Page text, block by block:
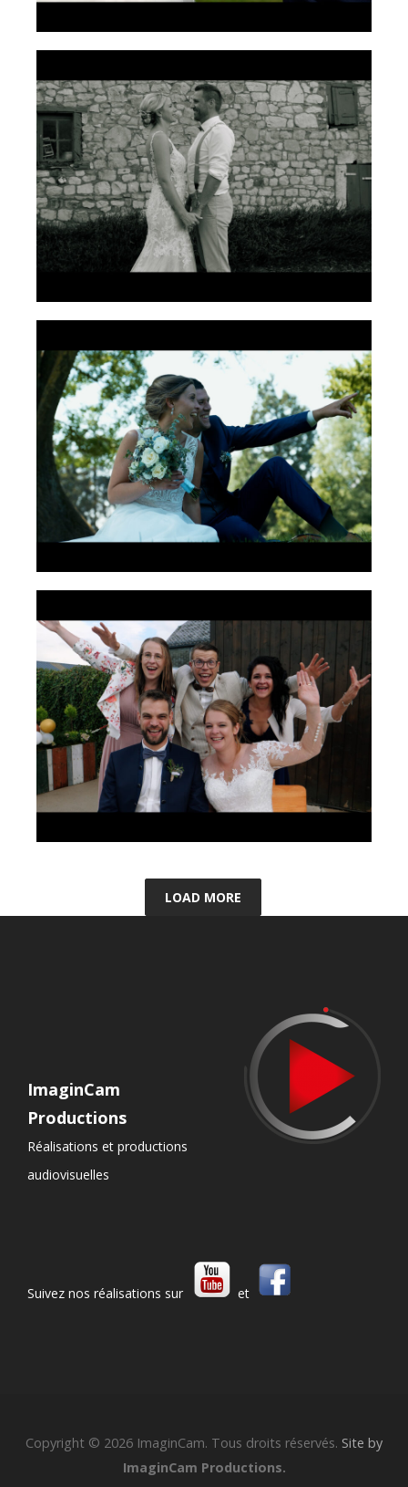
LOAD MORE
ImaginCam
Productions
Réalisations et productions
audiovisuelles
Suivez nos réalisations sur et
Copyright © 2026 ImaginCam. Tous droits réservés. Site by
ImaginCam Productions.